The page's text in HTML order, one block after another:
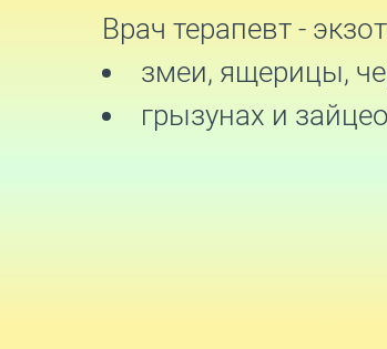
Врач терапевт -
змеи, ящерицы,
грызунах и